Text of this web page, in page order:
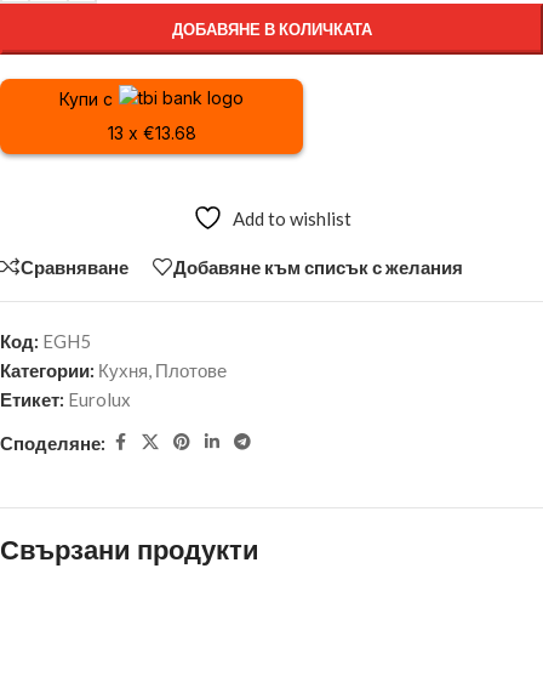
ДОБАВЯНЕ В КОЛИЧКАТА
Купи с
13 x €13.68
Add to wishlist
Сравняване Добавяне към списък с желания
Код: EGH5
Категории: Кухня, Плотове
Етикет: Eurolux
Споделяне:
Свързани продукти